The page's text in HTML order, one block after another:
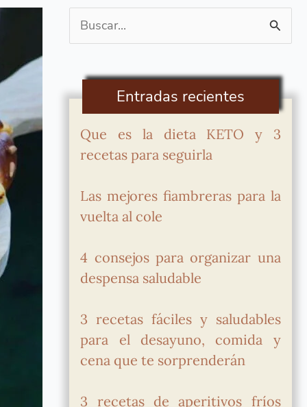
Buscar
por:
Entradas recientes
Que es la dieta KETO y 3
recetas para seguirla
Las mejores fiambreras para la
vuelta al cole
4 consejos para organizar una
despensa saludable
3 recetas fáciles y saludables
para el desayuno, comida y
cena que te sorprenderán
3 recetas de aperitivos fríos